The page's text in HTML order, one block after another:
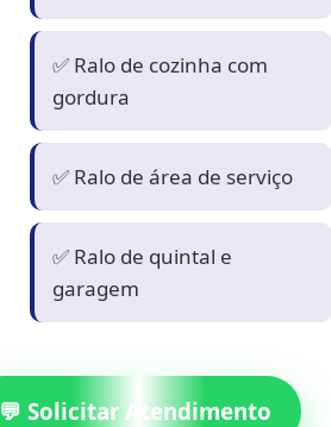
✅ Ralo de cozinha com
gordura
✅ Ralo de área de serviço
✅ Ralo de quintal e
garagem
💬 Solicitar Atendimento